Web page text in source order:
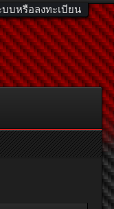
บบหรือลงทะเบียน